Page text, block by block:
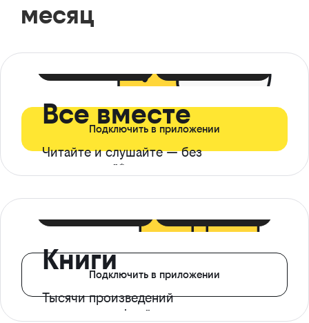
месяц
Все вместе
Читайте и слушайте — без
ограничений*
Подключить в приложении
Книги
Тысячи произведений
с доступом офлайн
Подключить в приложении